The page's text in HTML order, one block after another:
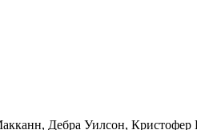
Дебра Уилсон,